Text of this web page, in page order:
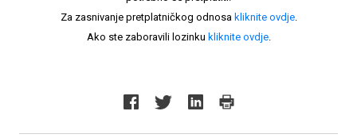
Za zasnivanje pretplatničkog odnosa kliknite ovdje.
Ako ste zaboravili lozinku kliknite ovdje.